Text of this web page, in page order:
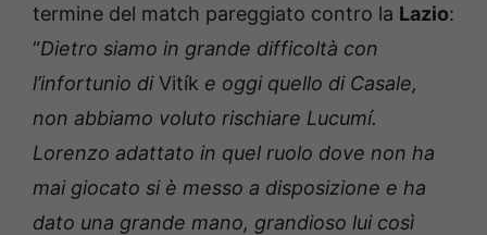
termine del match pareggiato contro la Lazio:
“Dietro siamo in grande difficoltà con
l’infortunio diVitík e oggi quello di Casale,
non abbiamo voluto rischiare Lucumí.
Lorenzo adattato in quel ruolo dove non ha
mai giocato si è messo a disposizione e ha
dato una grande mano, grandioso lui così